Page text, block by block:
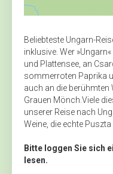
Beliebteste Ungarn-
inklusive. Wer
und Plattensee, an
sommerroten Paprika
auch an die berühmten
Grauen Mönch.Viele
unserer Reise nach
Weine, die echte Puszta ...
Bitte loggen Sie sich
lesen.